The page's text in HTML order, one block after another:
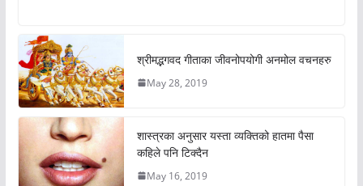
श्रीमद्भगवद गीताका जीवनोपयोगी अनमोल वचनहरु
May 28, 2019
शास्त्रका अनुसार यस्ता व्यक्तिको हातमा पैसा
कहिले पनि टिक्दैन
May 16, 2019